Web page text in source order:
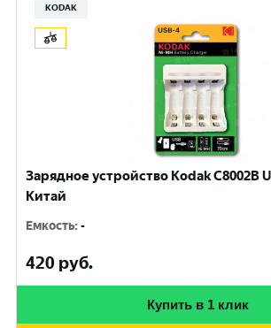
KODAK
Зарядное устройство Kodak С8002B
Китай
Емкость:-
420 руб.
Купить в 1 клик